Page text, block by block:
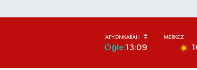
Öğle 13:09